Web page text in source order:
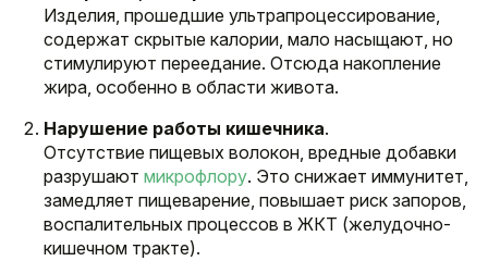
Изделия, прошедшие ультрапроцессирование,
содержат скрытые калории, мало насыщают, но
стимулируют переедание. Отсюда накопление
жира, особенно в области живота.
Нарушение работы кишечника.
Отсутствие пищевых волокон, вредные добавки
разрушают микрофлору. Это снижает иммунитет,
замедляет пищеварение, повышает риск запоров,
воспалительных процессов в ЖКТ (желудочно-
кишечном тракте).